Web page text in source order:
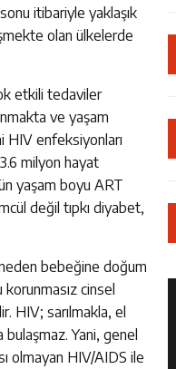
itibariyle yaklaşık
olan ülkelerde
etkili tedaviler
ve yaşam
HIV enfeksiyonları
milyon hayat
yaşam boyu ART
değil tıpkı diyabet,
bebeğine doğum
korunmasız cinsel
HIV; sarılmakla, el
bulaşmaz. Yani, genel
olmayan HIV/AIDS ile